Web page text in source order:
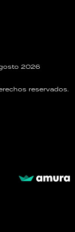
2026
reservados.